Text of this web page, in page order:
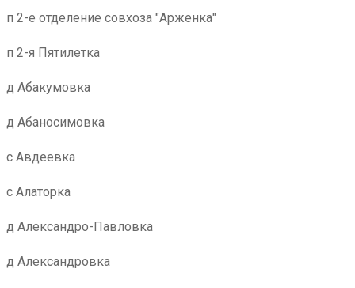
п 2-е отделение совхоза "Арженка"
п 2-я Пятилетка
д Абакумовка
д Абаносимовка
с Авдеевка
с Алаторка
д Александро-Павловка
д Александровка